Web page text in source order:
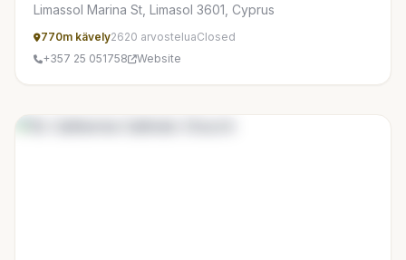
Limassol Marina St, Limasol 3601, Cyprus
770m kävely2620 arvosteluaClosed
+357 25 051758
Website